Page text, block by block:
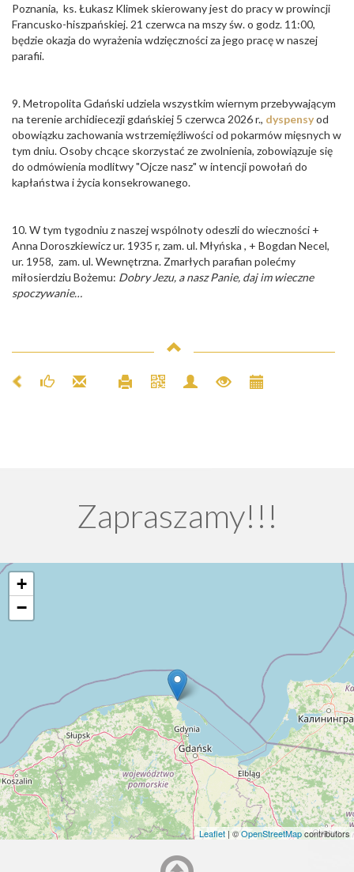
Poznania, ks. Łukasz Klimek skierowany jest do pracy w prowincji
Francusko-hiszpańskiej. 21 czerwca na mszy św. o godz. 11:00,
będzie okazja do wyrażenia wdzięczności za jego pracę w naszej
parafii.
9. Metropolita Gdański udziela wszystkim wiernym przebywającym
na terenie archidiecezji gdańskiej 5 czerwca 2026 r., dyspensyod
obowiązku zachowania wstrzemięźliwości od pokarmów mięsnych w
tym dniu. Osoby chcące skorzystać ze zwolnienia, zobowiązuje się
do odmówienia modlitwy "Ojcze nasz" w intencji powołań do
kapłaństwa i życia konsekrowanego.
10. W tym tygodniu z naszej wspólnoty odeszli do wieczności +
Anna Doroszkiewicz ur. 1935 r, zam. ul. Młyńska , + Bogdan Necel,
ur. 1958, zam. ul. Wewnętrzna. Zmarłych parafian polećmy
miłosierdziu Bożemu: Dobry Jezu, a nasz Panie, daj im wieczne
spoczywanie…
Zapraszamy!!!
+
−
Leaflet | ©OpenStreetMapcontributors